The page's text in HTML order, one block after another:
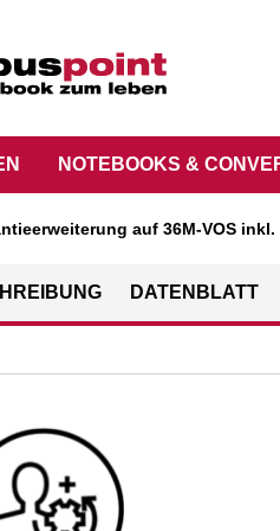
NOTEBOOKS &
auf 36M-VOS
DATENBLATT